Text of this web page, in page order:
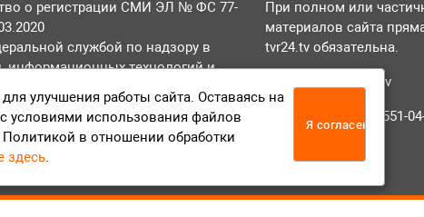
о регистрации СМИ ЭЛ № ФС 77-
службой по надзору в
информационных технологий и
(Роскомнадзор).
обработке персональных данных
персональных данных
При полном или
материалов сайта
tvr24.tv обязательна.
info@tvr24.tv
Телефон: +7 (496) 551-
улучшения работы сайта. Оставаясь на
с условиями использования файлов
в отношении обработки
здесь.
Я согласен